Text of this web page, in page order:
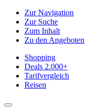
Zur Navigation
Zur Suche
Zum Inhalt
Zu den Angeboten
Shopping
Deals 2.000+
Tarifvergleich
Reisen